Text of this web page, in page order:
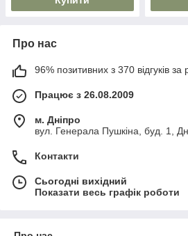
Про нас
96% позитивних з 370 відгуків за
Працює з 26.08.2009
м. Дніпро
вул. Генерала Пушкіна, буд. 1,
Контакти
Сьогодні вихідний
Показати весь графік роботи